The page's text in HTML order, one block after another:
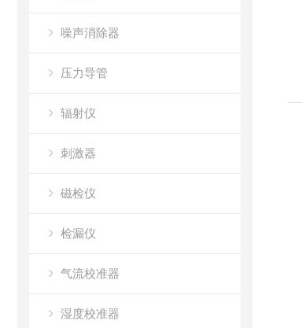
噪声消除器
压力导管
辐射仪
刺激器
磁检仪
检漏仪
气流校准器
湿度校准器